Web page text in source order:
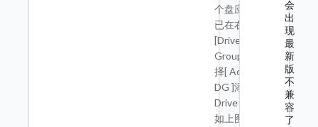
个盘应该移动
已在右框的
[Drive
Group0]。选
择[ Accept
DG ]添加一个
Drive Group
如上图现在您
会
出
现
最
新
版
不
兼
容
了